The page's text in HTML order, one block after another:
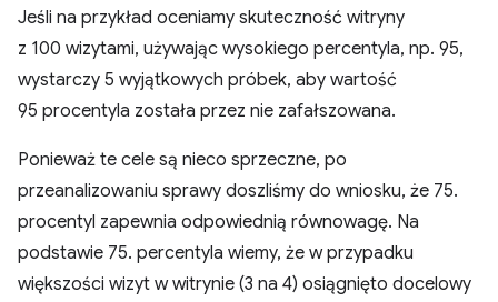
Jeśli na przykład oceniamy skuteczność witryny
z 100 wizytami, używając wysokiego percentyla, np. 95,
wystarczy 5 wyjątkowych próbek, aby wartość
95 procentyla została przez nie zafałszowana.
Ponieważ te cele są nieco sprzeczne, po
przeanalizowaniu sprawy doszliśmy do wniosku, że 75.
procentyl zapewnia odpowiednią równowagę. Na
podstawie 75. percentyla wiemy, że w przypadku
większości wizyt w witrynie (3 na 4) osiągnięto docelowy